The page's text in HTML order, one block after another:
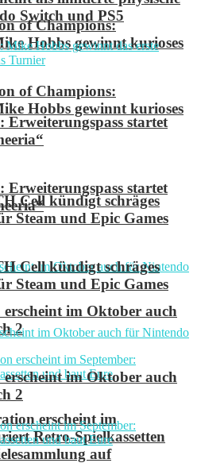
of Champions:
Hobbs gewinnt kurioses
Erweiterungspass startet
Cell kündigt schräges
Steam und Epic Games
erscheint im Oktober auch
2
erscheint im
Retro-Spielkassetten
auf
Switch und PS5
of Champions:
Hobbs gewinnt kurioses
Erweiterungspass startet
Cell kündigt schräges
Steam und Epic Games
erscheint im Oktober auch
2